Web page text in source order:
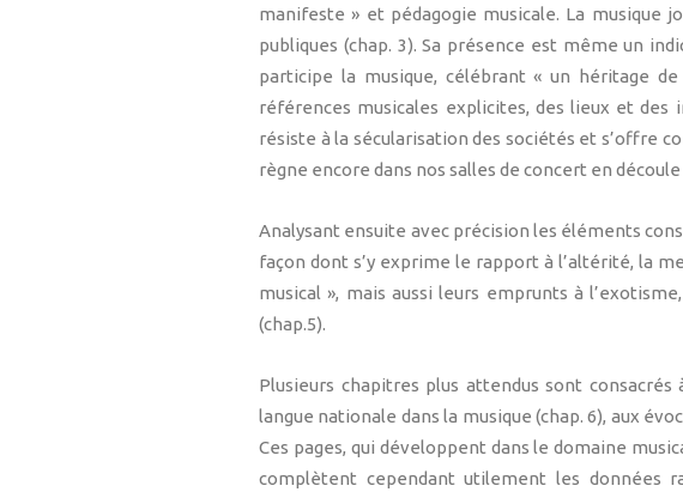
manifeste » et pédagogie musicale. La
publiques (chap. 3). Sa présence est même un
participe la musique, célébrant « un héritage
références musicales explicites, des lieux et des
résiste à la sécularisation des sociétés et s’offre
règne encore dans nos salles de concert en
Analysant ensuite avec précision les éléments
façon dont s’y exprime le rapport à l’altérité, la
musical », mais aussi leurs emprunts à
(chap.5).
Plusieurs chapitres plus attendus sont
langue nationale dans la musique (chap. 6), aux
Ces pages, qui développent dans le domaine
complètent cependant utilement les données